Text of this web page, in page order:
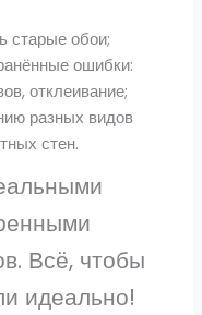
старые обои;
ошибки:
отклеивание;
разных видов
стен.
Всё, чтобы
идеально!